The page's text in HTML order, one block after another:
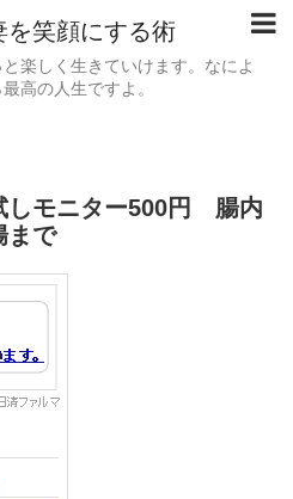
を笑顔にする術
楽しく生きていけます。なによ
高の人生ですよ。
しモニター500円 腸内
まで